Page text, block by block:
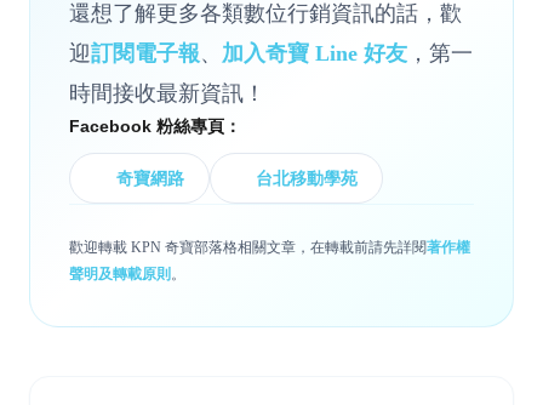
還想了解更多各類數位行銷資訊的話，歡
迎訂閱電子報、 加入奇寶 Line 好友 ，第一
時間接收最新資訊！
Facebook 粉絲專頁：
奇寶網路 台北移動學苑
歡迎轉載 KPN 奇寶部落格相關文章，在轉載前請先詳閱著作權
聲明及轉載原則 。